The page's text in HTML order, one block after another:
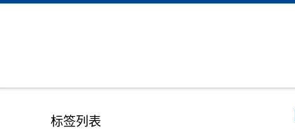
标签列表